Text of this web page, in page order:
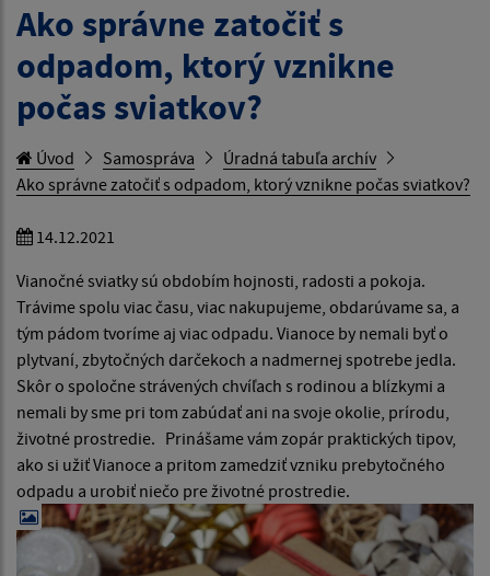
Ako správne zatočiť s
odpadom, ktorý vznikne
počas sviatkov?
Úvod Samospráva
Úradná tabuľa archív
Ako správne zatočiť s odpadom, ktorý vznikne počas sviatkov?
14.12.2021
Vianočné sviatky sú obdobím hojnosti, radosti a pokoja.
Trávime spolu viac času, viac nakupujeme, obdarúvame sa, a
tým pádom tvoríme aj viac odpadu. Vianoce by nemali byť o
plytvaní, zbytočných darčekoch a nadmernej spotrebe jedla.
Skôr o spoločne strávených chvíľach s rodinou a blízkymi a
nemali by sme pri tom zabúdať ani na svoje okolie, prírodu,
životné prostredie. Prinášame vám zopár praktických tipov,
ako si užiť Vianoce a pritom zamedziť vzniku prebytočného
odpadu a urobiť niečo pre životné prostredie.